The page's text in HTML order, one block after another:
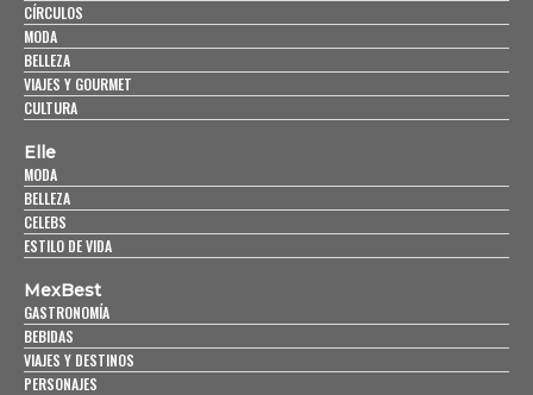
CÍRCULOS
MODA
BELLEZA
VIAJES Y GOURMET
CULTURA
Elle
MODA
BELLEZA
CELEBS
ESTILO DE VIDA
MexBest
GASTRONOMÍA
BEBIDAS
VIAJES Y DESTINOS
PERSONAJES